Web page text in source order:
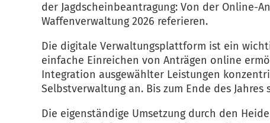
der Jagdscheinbeantragung: Von der Online-
Waffenverwaltung 2026 referieren.
Die digitale Verwaltungsplattform ist ein
einfache Einreichen von Anträgen online
Integration ausgewählter Leistungen
Selbstverwaltung an. Bis zum Ende des
Die eigenständige Umsetzung durch den